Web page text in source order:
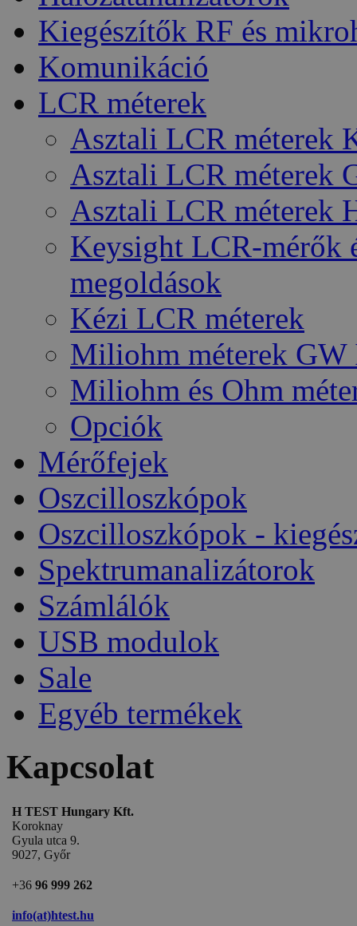
Kiegészítők RF és
Komunikáció
LCR méterek
Asztali LCR méterek
Asztali LCR méterek
Asztali LCR méterek
Keysight LCR-mérők
megoldások
Kézi LCR méterek
Miliohm méterek GW
Miliohm és Ohm
Opciók
Mérőfejek
Oszcilloszkópok
Oszcilloszkópok -
Spektrumanalizátorok
Számlálók
USB modulok
Sale
Egyéb termékek
Kapcsolat
H TEST Hungary Kft.
Koroknay
Gyula utca 9.
9027, Győr
+36 96 999 262
info(at)htest.hu